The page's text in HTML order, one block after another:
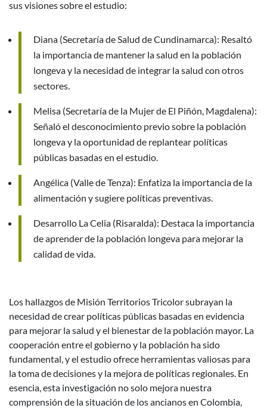
sus visiones sobre el estudio:
Diana (Secretaría de Salud de Cundinamarca): Resaltó
la importancia de mantener la salud en la población
longeva y la necesidad de integrar la salud con otros
sectores.
Melisa (Secretaría de la Mujer de El Piñón, Magdalena):
Señaló el desconocimiento previo sobre la población
longeva y la oportunidad de replantear políticas
públicas basadas en el estudio.
Angélica (Valle de Tenza): Enfatiza la importancia de la
alimentación y sugiere políticas preventivas.
Desarrollo La Celia (Risaralda): Destaca la importancia
de aprender de la población longeva para mejorar la
calidad de vida.
Los hallazgos de Misión Territorios Tricolor subrayan la
necesidad de crear políticas públicas basadas en evidencia
para mejorar la salud y el bienestar de la población mayor. La
cooperación entre el gobierno y la población ha sido
fundamental, y el estudio ofrece herramientas valiosas para
la toma de decisiones y la mejora de políticas regionales. En
esencia, esta investigación no solo mejora nuestra
comprensión de la situación de los ancianos en Colombia,